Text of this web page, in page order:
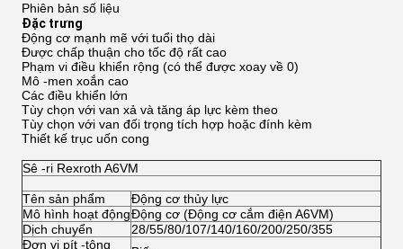
Phiên bản số liệu
Đặc trưng
Động cơ mạnh mẽ với tuổi thọ dài
Được chấp thuận cho tốc độ rất cao
Phạm vi điều khiển rộng (có thể được xoay về 0)
Mô -men xoắn cao
Các điều khiển lớn
Tùy chọn với van xả và tăng áp lực kèm theo
Tùy chọn với van đối trọng tích hợp hoặc đính kèm
Thiết kế trục uốn cong
Sê -ri Rexroth A6VM
Tên sản phẩm
Động cơ thủy lực
Mô hình hoạt độngĐộng cơ (Động cơ cắm điện A6VM)
Dịch chuyển
28/55/80/107/140/160/200/250/355
Đơn vị pít -tông